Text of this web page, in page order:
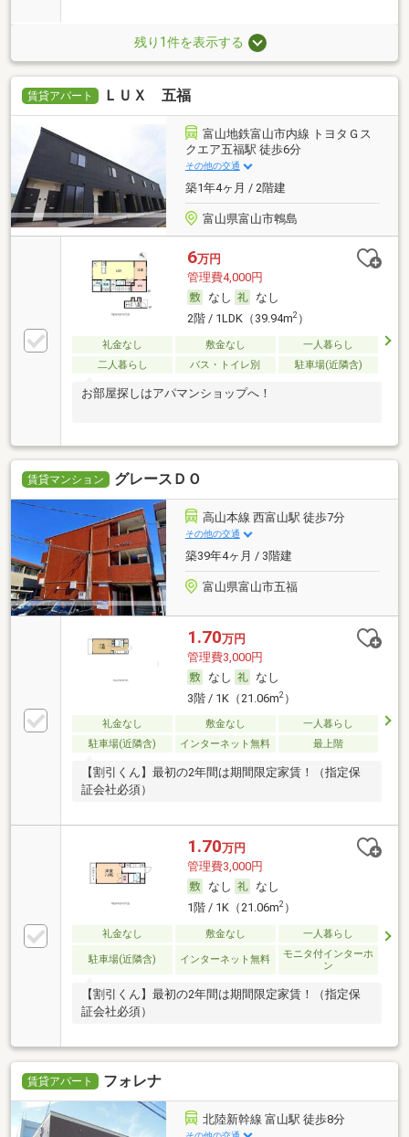
残り1件を表示する
賃貸アパート ＬＵＸ 五福
富山地鉄富山市内線 トヨタＧス
クエア五福駅 徒歩6分
その他の交通
築1年4ヶ月 / 2階建
富山県富山市鵯島
6万円
管理費4,000円
なし
なし
2階 / 1LDK（39.94m2）
礼金なし 敷金なし
一人暮らし
二人暮らし
バス・トイレ別 駐車場(近隣含)
お部屋探しはアパマンショップへ！
賃貸マンション グレースＤＯ
高山本線 西富山駅 徒歩7分
その他の交通
築39年4ヶ月 / 3階建
富山県富山市五福
1.70万円
管理費3,000円
なし
なし
3階 / 1K（21.06m2）
礼金なし 敷金なし
一人暮らし
駐車場(近隣含)
インターネット無料 最上階
【割引くん】最初の2年間は期間限定家賃！（指定保
証会社必須）
1.70万円
管理費3,000円
なし
なし
1階 / 1K（21.06m2）
礼金なし 敷金なし 一人暮らし
駐車場(近隣含) インターネット無料
モニタ付インターホ
ン
【割引くん】最初の2年間は期間限定家賃！（指定保
証会社必須）
賃貸アパート フォレナ
北陸新幹線 富山駅 徒歩8分